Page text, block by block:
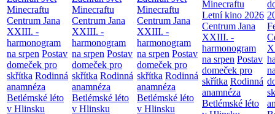
Minecraftu
Centrum Jana
XXIII. -
harmonogram
na srpen Postav
domeček pro
skřítka Rodinná
anamnéza
Betlémské léto
v Hlinsku
Minecraftu
Centrum Jana
XXIII. -
harmonogram
na srpen Postav
domeček pro
skřítka Rodinná
anamnéza
Betlémské léto
v Hlinsku
Minecraftu
Centrum Jana
XXIII. -
harmonogram
na srpen Postav
domeček pro
skřítka Rodinná
anamnéza
Betlémské léto
v Hlinsku
Minecraftu
Letní kino 2026
Centrum Jana
XXIII. -
harmonogram
na srpen Postav
domeček pro
skřítka Rodinná
anamnéza
Betlémské léto